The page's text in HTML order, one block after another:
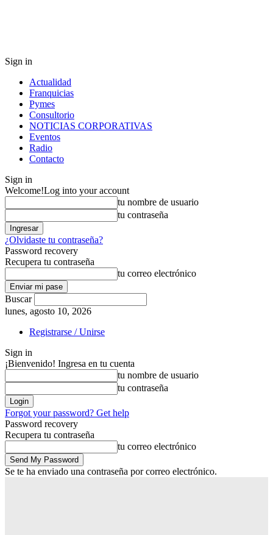
Sign in
Actualidad
Franquicias
Pymes
Consultorio
NOTICIAS CORPORATIVAS
Eventos
Radio
Contacto
Sign in
Welcome!Log into your account
tu nombre de usuario
tu contraseña
¿Olvidaste tu contraseña?
Password recovery
Recupera tu contraseña
tu correo electrónico
Buscar
lunes, agosto 10, 2026
Registrarse / Unirse
Sign in
¡Bienvenido! Ingresa en tu cuenta
tu nombre de usuario
tu contraseña
Forgot your password? Get help
Password recovery
Recupera tu contraseña
tu correo electrónico
Se te ha enviado una contraseña por correo electrónico.